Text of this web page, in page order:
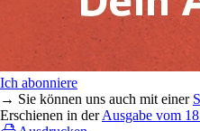
Ich abonniere
→ Sie können uns auch mit einer
Erschienen in derAusgabe vom